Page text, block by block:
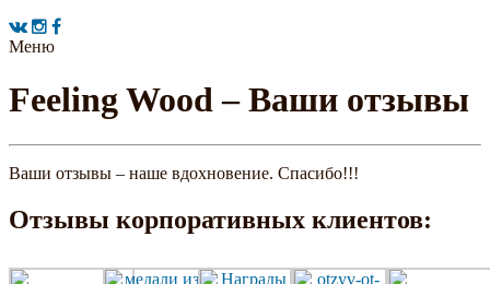
Меню
Feeling Wood – Ваши отзывы
Ваши отзывы – наше вдохновение. Спасибо!!!
Отзывы корпоративных клиентов: